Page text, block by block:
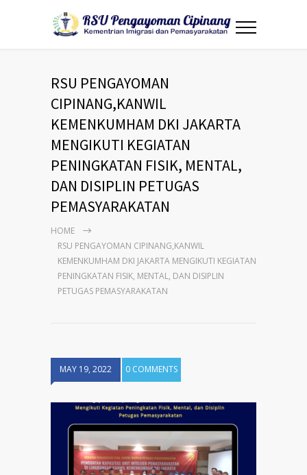
RSU PENGAYOMAN
CIPINANG,KANWIL
KEMENKUMHAM DKI JAKARTA
MENGIKUTI KEGIATAN
PENINGKATAN FISIK, MENTAL,
DAN DISIPLIN PETUGAS
PEMASYARAKATAN
HOME
RSU PENGAYOMAN CIPINANG,KANWIL
KEMENKUMHAM DKI JAKARTA MENGIKUTI KEGIATAN
PENINGKATAN FISIK, MENTAL, DAN DISIPLIN
PETUGAS PEMASYARAKATAN
MAY 19, 2022 0 COMMENTS